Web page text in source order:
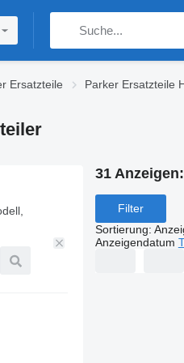
Ersatzteile Parker Ersatzteile
31 Anzeigen:
Filter
Sortierung:
Anzeigendatum